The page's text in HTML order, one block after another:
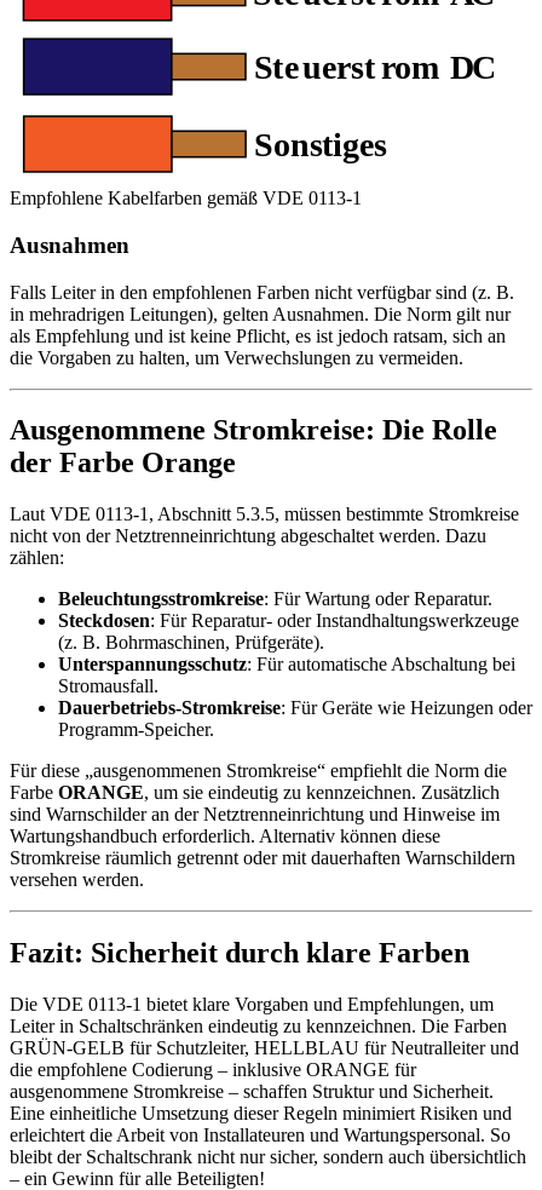
Empfohlene Kabelfarben gemäß VDE 0113-1
Ausnahmen
Falls Leiter in den empfohlenen Farben nicht verfügbar sind (z. B.
in mehradrigen Leitungen), gelten Ausnahmen. Die Norm gilt nur
als Empfehlung und ist keine Pflicht, es ist jedoch ratsam, sich an
die Vorgaben zu halten, um Verwechslungen zu vermeiden.
Ausgenommene Stromkreise: Die Rolle
der Farbe Orange
Laut VDE 0113-1, Abschnitt 5.3.5, müssen bestimmte Stromkreise
nicht von der Netztrenneinrichtung abgeschaltet werden. Dazu
zählen:
Beleuchtungsstromkreise: Für Wartung oder Reparatur.
Steckdosen: Für Reparatur- oder Instandhaltungswerkzeuge
(z. B. Bohrmaschinen, Prüfgeräte).
Unterspannungsschutz: Für automatische Abschaltung bei
Stromausfall.
Dauerbetriebs-Stromkreise: Für Geräte wie Heizungen oder
Programm-Speicher.
Für diese „ausgenommenen Stromkreise“ empfiehlt die Norm die
Farbe ORANGE, um sie eindeutig zu kennzeichnen. Zusätzlich
sind Warnschilder an der Netztrenneinrichtung und Hinweise im
Wartungshandbuch erforderlich. Alternativ können diese
Stromkreise räumlich getrennt oder mit dauerhaften Warnschildern
versehen werden.
Fazit: Sicherheit durch klare Farben
Die VDE 0113-1 bietet klare Vorgaben und Empfehlungen, um
Leiter in Schaltschränken eindeutig zu kennzeichnen. Die Farben
GRÜN-GELB für Schutzleiter, HELLBLAU für Neutralleiter und
die empfohlene Codierung – inklusive ORANGE für
ausgenommene Stromkreise – schaffen Struktur und Sicherheit.
Eine einheitliche Umsetzung dieser Regeln minimiert Risiken und
erleichtert die Arbeit von Installateuren und Wartungspersonal. So
bleibt der Schaltschrank nicht nur sicher, sondern auch übersichtlich
– ein Gewinn für alle Beteiligten!